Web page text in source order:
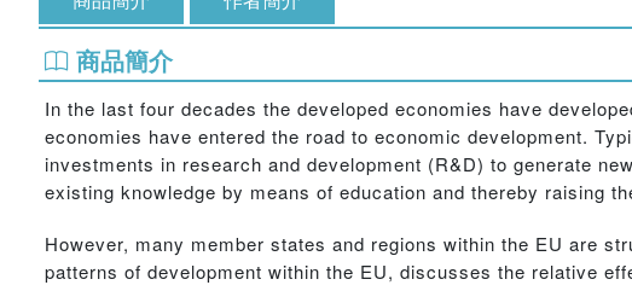
商品簡介
In the last four decades the developed economies have
economies have entered the road to economic development.
investments in research and development (R&D) to generate
existing knowledge by means of education and thereby raising
However, many member states and regions within the EU are
patterns of development within the EU, discusses the relative